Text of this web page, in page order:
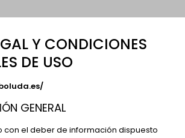
Y CONDICIONES
DE USO
GENERAL
con el deber de información dispuesto